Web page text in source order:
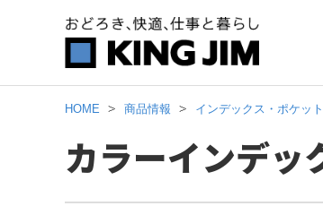
HOME 商品情報 インデックス・ポケット
カラーインデ